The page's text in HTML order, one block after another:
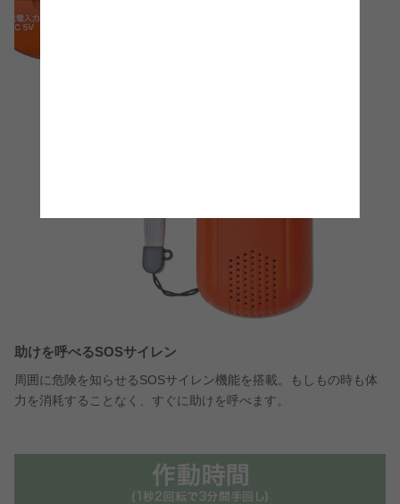
助けを呼べるSOSサイレン
周囲に危険を知らせるSOSサイレン機能を搭載。もしもの時も体
力を消耗することなく、すぐに助けを呼べます。